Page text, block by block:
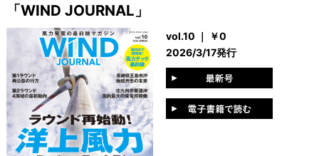
「WIND JOURNAL」
vol.10 ｜ ￥0
2026/3/17発行